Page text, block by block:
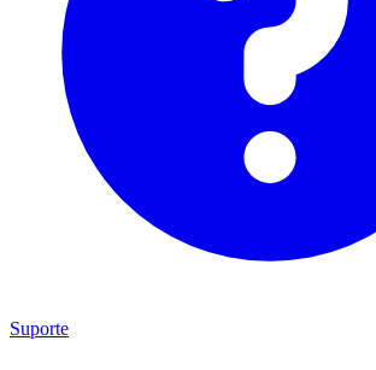
Suporte